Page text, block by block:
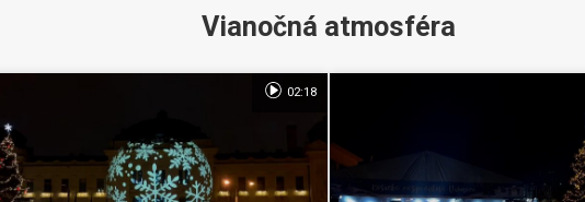
Vianočná atmosféra
02:18